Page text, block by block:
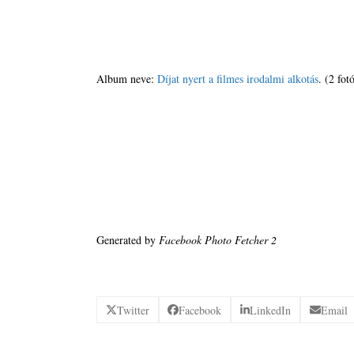
Album neve: Díjat nyert a filmes irodalmi alkotás. (2
Generated by Facebook Photo Fetcher 2
Twitter Facebook LinkedIn Email